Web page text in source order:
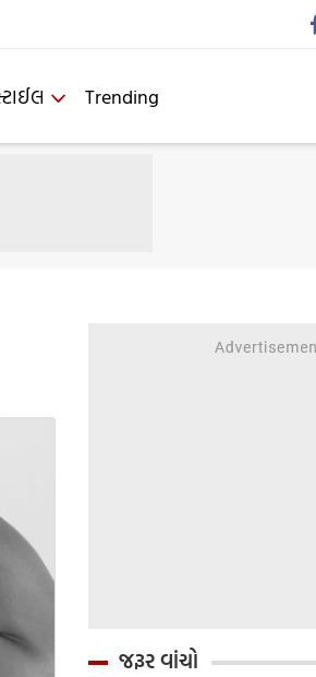
Trending
જરૂર વાંચો